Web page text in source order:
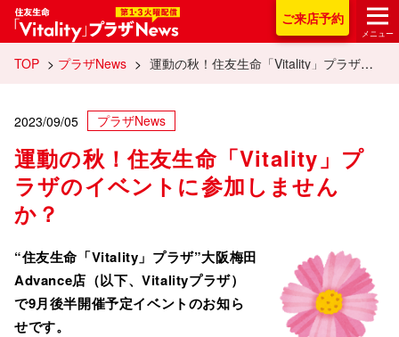
住友生命「Vitality
ご来店予約
メニュー
TOP > プラザNews > 運動の秋！住友生命「Vitality」プラザのイベントに参加しませんか？
2023/09/05 プラザNews
運動の秋！住友生命「Vitality」プ
ラザのイベントに参加しません
か？
“住友生命「Vitality」プラザ”大阪梅田
Advance店（以下、Vitalityプラザ）
で9月後半開催予定イベントのお知ら
せです。